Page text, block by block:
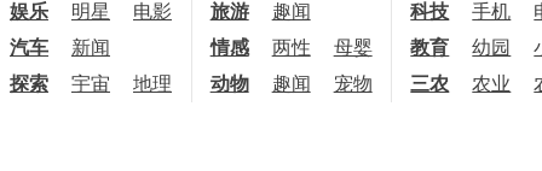
娱乐
明星 电影 电视
旅游 趣闻 科技 手机
汽车
新闻 情感 两性 母婴 职场
教育 幼园
探索
宇宙 地理 天文
动物 趣闻 宠物 三农 农业